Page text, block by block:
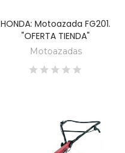
DESCUBRE
HONDA: Motoazada FG201.
"OFERTA TIENDA"
Motoazadas